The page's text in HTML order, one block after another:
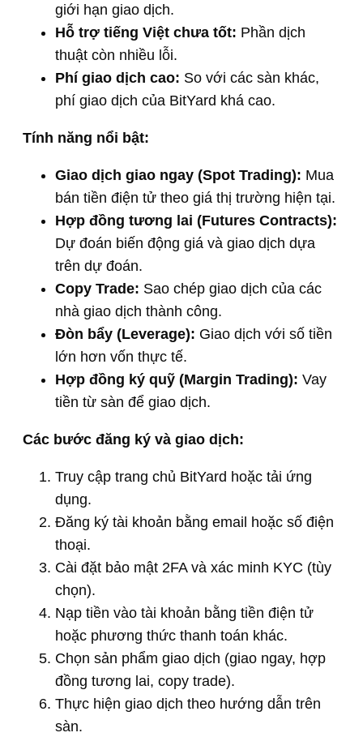
giới hạn giao dịch.
Hỗ trợ tiếng Việt chưa tốt: Phần dịch
thuật còn nhiều lỗi.
Phí giao dịch cao: So với các sàn khác,
phí giao dịch của BitYard khá cao.
Tính năng nổi bật:
Giao dịch giao ngay (Spot Trading): Mua
bán tiền điện tử theo giá thị trường hiện tại.
Hợp đồng tương lai (Futures Contracts):
Dự đoán biến động giá và giao dịch dựa
trên dự đoán.
Copy Trade: Sao chép giao dịch của các
nhà giao dịch thành công.
Đòn bẩy (Leverage): Giao dịch với số tiền
lớn hơn vốn thực tế.
Hợp đồng ký quỹ (Margin Trading): Vay
tiền từ sàn để giao dịch.
Các bước đăng ký và giao dịch:
Truy cập trang chủ BitYard hoặc tải ứng
dụng.
Đăng ký tài khoản bằng email hoặc số điện
thoại.
Cài đặt bảo mật 2FA và xác minh KYC (tùy
chọn).
Nạp tiền vào tài khoản bằng tiền điện tử
hoặc phương thức thanh toán khác.
Chọn sản phẩm giao dịch (giao ngay, hợp
đồng tương lai, copy trade).
Thực hiện giao dịch theo hướng dẫn trên
sàn.